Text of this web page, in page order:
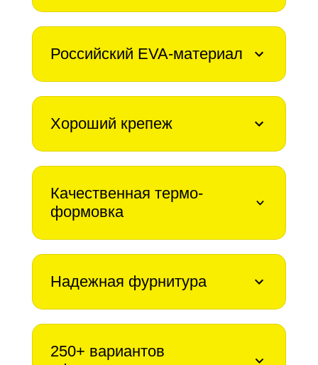
Российский EVA-материал
Хороший крепеж
Качественная термо-
формовка
Надежная фурнитура
250+ вариантов